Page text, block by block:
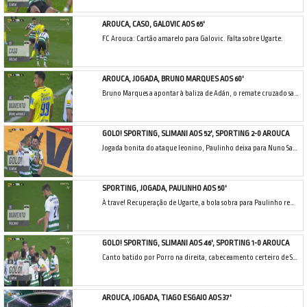
AROUCA, CASO, GALOVIC AOS 65'
FC Arouca: Cartão amarelo para Galovic. Falta sobre Ugarte.
AROUCA, JOGADA, BRUNO MARQUES AOS 60'
Bruno Marques a apontar à baliza de Adán, o remate cruzado saiu longe do alvo.
GOLO! SPORTING, SLIMANI AOS 52', SPORTING 2-0 AROUCA
Jogada bonita do ataque leonino, Paulinho deixa para Nuno Santos cruzar, Slimani foge à defesa arouquense e encosta para o fundo da baliza adversária.
SPORTING, JOGADA, PAULINHO AOS 50'
À trave! Recuperação de Ugarte, a bola sobra para Paulinho rematar já na área, acertou com estrondo no ferro.
GOLO! SPORTING, SLIMANI AOS 46', SPORTING 1-0 AROUCA
Canto batido por Porro na direita, cabeceamento certeiro de Slimani, a bater Victor Braga!
AROUCA, JOGADA, TIAGO ESGAIO AOS 37'